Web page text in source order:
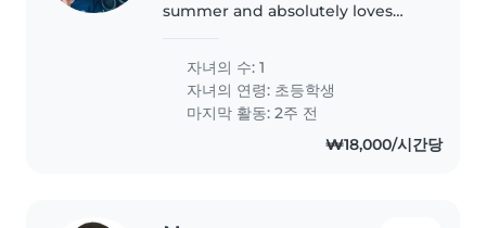
summer and absolutely loves
parks . She doesn't meet a
stranger
자녀의 수: 1
자녀의 연령: 초등학생
마지막 활동: 2주 전
₩18,000/시간당